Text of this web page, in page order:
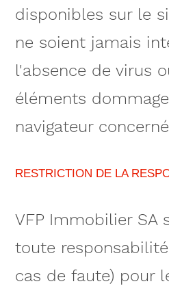
disponibles sur le
ne soient jamais
l'absence de virus
éléments
navigateur
RESTRICTION DE LA
VFP Immobilier SA
toute
cas de faute) pour